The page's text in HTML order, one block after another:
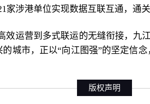
涉港单位实现数据互联互通，通
运营到多式联运的无缝衔接，九
城市，正以“向江图强”的坚定信
版权声明